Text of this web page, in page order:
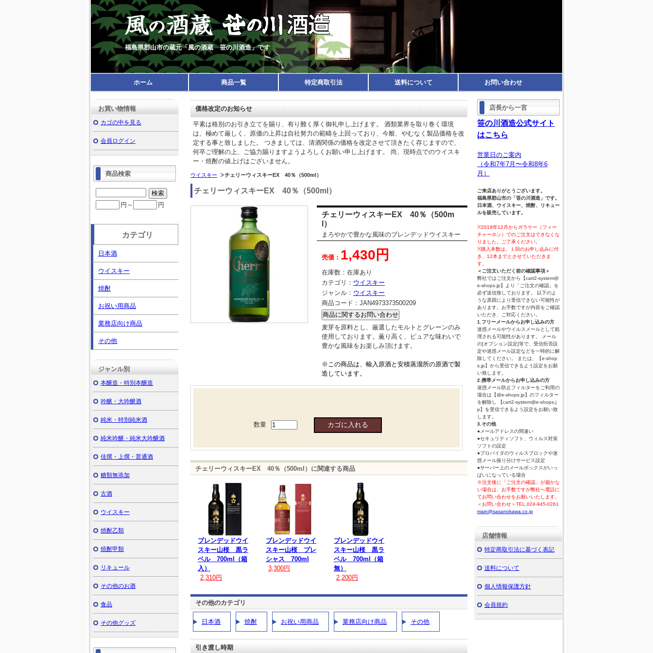
福島県郡山市の蔵元「風の酒蔵 笹の川酒造」です
ホーム 商品一覧 特定商取引法 送料について お問い合わせ
価格改定のお知らせ
平素は格別のお引き立てを賜り、有り難く厚く御礼申し上げます。 酒類業界を取り巻く環境
は、極めて厳しく、原価の上昇は自社努力の範疇を上回っており、今般、やむなく製品価格を改
定する事と致しました。 つきましては、清酒関係の価格を改定させて頂きたく存じますので、
何卒ご理解の上、ご協力賜りますようよろしくお願い申し上げます。 尚、現時点でのウイスキ
ー・焼酎の値上げはございません。
ウイスキー チェリーウィスキーEX 40％（500ml）
チェリーウィスキーEX 40％（500ml）
チェリーウィスキーEX 40％（500m
l）
まろやかで豊かな風味のブレンデッドウイスキー
売価： 1,430円
在庫数： 在庫あり
カテゴリ： ウイスキー
ジャンル： ウイスキー
商品コード： JAN4973373500209
麦芽を原料とし、厳選したモルトとグレーンのみ
使用しております。薫り高く、ピュアな味わいで
豊かな風味をお楽しみ頂けます。
※この商品は、輸入原酒と安積蒸溜所の原酒で製
造しています。
数量
チェリーウィスキーEX 40％（500ml）に関連する商品
ブレンデッドウイ
スキー山桜 黒ラ
ベル 700ml（箱
入）
2,310円
ブレンデッドウイ
スキー山桜 プレ
シャス 700ml
3,300円
ブレンデッドウイ
スキー山桜 黒ラ
ベル 700ml（箱
無）
2,200円
その他のカテゴリ
日本酒 焼酎 お祝い用商品 業務店向け商品 その他
引き渡し時期
お買い物情報
カゴの中を見る
会員ログイン
商品検索
円～ 円
カテゴリ
日本酒
ウイスキー
焼酎
お祝い用商品
業務店向け商品
その他
ジャンル別
本醸造・特別本醸造
吟醸・大吟醸酒
純米・特別純米酒
純米吟醸・純米大吟醸酒
佳撰・上撰・普通酒
糖類無添加
古酒
ウイスキー
焼酎乙類
焼酎甲類
リキュール
その他のお酒
食品
その他グッズ
店長から一言
笹の川酒造公式サイト
はこちら
営業日のご案内
（令和7年7月〜令和8年6
月）
ご来店ありがとうございます。
福島県郡山市の「笹の川酒造」です。
日本酒、ウイスキー、焼酎、リキュー
ルを販売しています。
※2018年12月からガラケー（フィー
チャーホン）でのご注文はできなくな
りました。ご了承ください。
※購入本数は、１回のお申し込みに付
き、12本までとさせていただきま
す。
＜ご注文いただく前の確認事項＞
弊社ではご注文から【cart2-system@
e-shops.jp】より「ご注文の確認」を
必ず送信致しております。 以下のよ
うな原因により受信できない可能性が
あります。お手数ですが内容をご確認
いただき、ご対応ください。
1.フリーメールからお申し込みの方
迷惑メールやウイルスメールとして処
理される可能性があります。 メール
の[オプション設定]等で、受信拒否設
定や迷惑メール設定などを一時的に解
除してください。 または、【e-shop
s.jp】から受信できるよう設定をお願
い致します。
2.携帯メールからお申し込みの方
迷惑メール防止フィルターをご利用の
場合は【@e-shops.jp】のフィルター
を解除し 【cart2-system@e-shops.j
p】を受信できるよう設定をお願い致
します。
3.その他
●メールアドレスの間違い
●セキュリティソフト、ウィルス対策
ソフトの設定
●プロバイダのウィルスブロックや迷
惑メール振り分けサービス設定
●サーバー上のメールボックスがいっ
ぱいになっている場合
※注文後に「ご注文の確認」が届かな
い場合は、お手数ですが弊社へ電話に
てお問い合わせをお願いいたします。
＜お問い合わせ＞TEL.024-945-0261
main@sasanokawa.co.jp
店舗情報
特定商取引法に基づく表記
送料について
個人情報保護方針
会員規約